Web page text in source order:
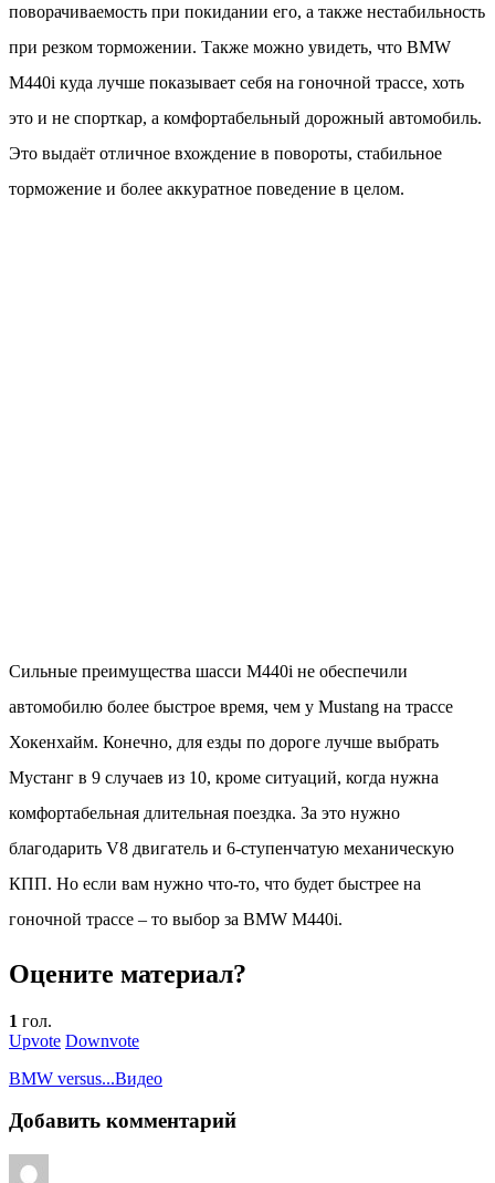
поворачиваемость при покидании его, а также нестабильность
при резком торможении. Также можно увидеть, что BMW
M440i куда лучше показывает себя на гоночной трассе, хоть
это и не спорткар, а комфортабельный дорожный автомобиль.
Это выдаёт отличное вхождение в повороты, стабильное
торможение и более аккуратное поведение в целом.
Сильные преимущества шасси M440i не обеспечили
автомобилю более быстрое время, чем у Mustang на трассе
Хокенхайм. Конечно, для езды по дороге лучше выбрать
Мустанг в 9 случаев из 10, кроме ситуаций, когда нужна
комфортабельная длительная поездка. За это нужно
благодарить V8 двигатель и 6-ступенчатую механическую
КПП. Но если вам нужно что-то, что будет быстрее на
гоночной трассе – то выбор за BMW M440i.
Оцените материал?
1 гол.
Upvote Downvote
BMW versus...Видео
Добавить комментарий